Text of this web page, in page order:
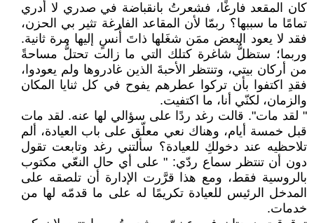
كان المقعد فارغًا، فشعرتُ بانقباضة في صدري لا أدري
تمامًا ما سببها؟ ربمّا لأن المقاعد الفارغة تثير بي الحزن،
فقد لا يعود البعض ممَن شغَلها ذاتَ أُنسٍ إليها مرة ثانية.
وربما؛ ستظلُّ شاغرة كتلك التي ما زالت تحتلُّ مساحةً
من أركان بيتي، وتنتظر الأحبةَ الذين غادروها ولم يعودوا،
فقدِ اكتفوا بأن تركوا عطرهم يفوح في كل ثنايا المكان
والزمان، لكنّي أنا، ما اكتفيت.
" لقد مات". قالت رغد ردًا على سؤالي لها عنه. لقد مات
قبل خمسة أيام، وهناك نعي معلّق على باب العيادة، ألم
تلاحظيه عند دخولكِ للعيادة؟ سألتني رغد وتابعت تقول
دون أن تنتظر سماع ردّي: " على أي حال النعّي مكتوب
بالروسية فقط، ومع هذا قرَّرت الإدارة أن تلصقه على
المدخل الرئيس للعيادة تكريمًا له على ما قدمّه لها من
خدمات.